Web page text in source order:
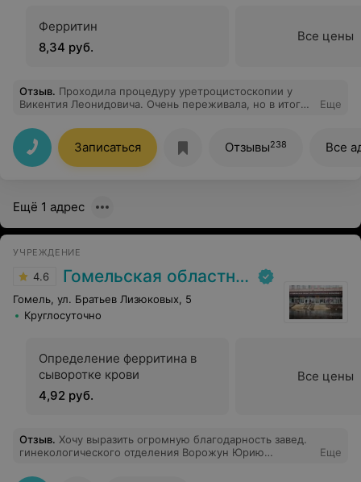
Ферритин
8,34 руб.
Все цены
Отзыв. Проходила процедуру уретроцистоскопии у
Викентия Леонидовича. Очень переживала, но в итоге
он внимательно изучил проблему, с которой я пришла
(хронический цистит), выслушал и дал рекомендации.
Также объяснил механизм рецидивов и возможные
варианты развития событий. Непосредственно во
а лёгкий юмор помог справиться с нервами) Спасибо
Еще
Записаться Отзывы238 Все
Ещё 1 адрес
УЧРЕЖДЕНИЕ
4.6 Гомельская областная клиническая больница
Гомель, ул. Братьев Лизюковых, 5
Круглосуточно
Определение ферритина в
сыворотке крови
4,92 руб.
Все цены
Отзыв. Хочу выразить огромную благодарность завед.
гинекологического отделения Ворожун Юрию
Владимировне и всему медицинскому персоналу!
Еще